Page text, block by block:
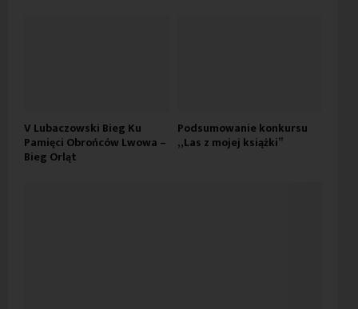
V Lubaczowski Bieg Ku
Pamięci Obrońców Lwowa –
Bieg Orląt
Podsumowanie konkursu
„Las z mojej książki”